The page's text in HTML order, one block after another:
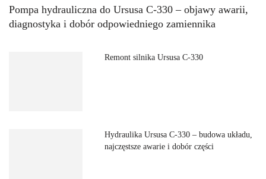
Pompa hydrauliczna do Ursusa C-330 – objawy awarii,
diagnostyka i dobór odpowiedniego zamiennika
Remont silnika Ursusa C-330
Hydraulika Ursusa C-330 – budowa układu,
najczęstsze awarie i dobór części